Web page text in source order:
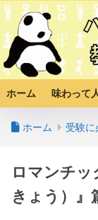
ホーム 味わって
ホーム 受験に
ロマンチ
きょう）